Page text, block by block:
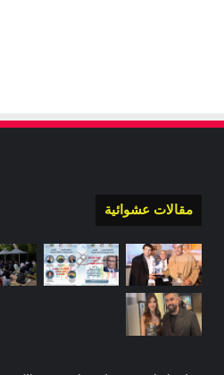
مقالات عشوائية